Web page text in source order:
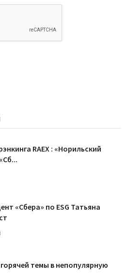
RAEX : «Норильский
«Сбера» по ESG Татьяна
темы в непопулярную